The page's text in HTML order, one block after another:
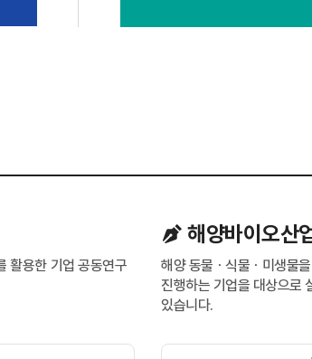
활용한 기업 공동연구
해양바이오산
해양 동물ㆍ식물ㆍ미생물
진행하는 기업을 대상으로
있습니다.